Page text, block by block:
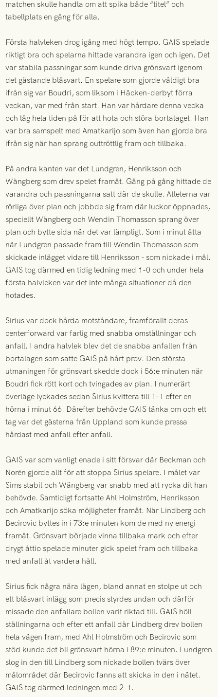
matchen skulle handla om att spika både “titel” och
tabellplats en gång för alla.
Första halvleken drog igång med högt tempo. GAIS spelade
riktigt bra och spelarna hittade varandra igen och igen. Det
var stabila passningar som kunde driva grönsvart igenom
det gästande blåsvart. En spelare som gjorde väldigt bra
ifrån sig var Boudri, som liksom i Häcken-derbyt förra
veckan, var med från start. Han var hårdare denna vecka
och låg hela tiden på för att hota och störa bortalaget. Han
var bra samspelt med Amatkarijo som även han gjorde bra
ifrån sig när han sprang outtröttlig fram och tillbaka.
På andra kanten var det Lundgren, Henriksson och
Wängberg som drev spelet framåt. Gång på gång hittade de
varandra och passningarna satt där de skulle. Atleterna var
rörliga över plan och jobbde sig fram där luckor öppnades,
speciellt Wängberg och Wendin Thomasson sprang över
plan och bytte sida när det var lämpligt. Som i minut åtta
när Lundgren passade fram till Wendin Thomasson som
skickade inlägget vidare till Henriksson - som nickade i mål.
GAIS tog därmed en tidig ledning med 1-0 och under hela
första halvleken var det inte många situationer då den
hotades.
Sirius var dock hårda motståndare, framförallt deras
centerforward var farlig med snabba omställningar och
anfall. I andra halvlek blev det de snabba anfallen från
bortalagen som satte GAIS på hårt prov. Den största
utmaningen för grönsvart skedde dock i 56:e minuten när
Boudri fick rött kort och tvingades av plan. I numerärt
överläge lyckades sedan Sirius kvittera till 1-1 efter en
hörna i minut 66. Därefter behövde GAIS tänka om och ett
tag var det gästerna från Uppland som kunde pressa
hårdast med anfall efter anfall.
GAIS var som vanligt enade i sitt försvar där Beckman och
Norén gjorde allt för att stoppa Sirius spelare. I målet var
Sims stabil och Wängberg var snabb med att rycka dit han
behövde. Samtidigt fortsatte Ahl Holmström, Henriksson
och Amatkarijo söka möjligheter framåt. När Lindberg och
Becirovic byttes in i 73:e minuten kom de med ny energi
framåt. Grönsvart började vinna tillbaka mark och efter
drygt åttio spelade minuter gick spelet fram och tillbaka
med anfall åt vardera håll.
Sirius fick några nära lägen, bland annat en stolpe ut och
ett blåsvart inlägg som precis styrdes undan och därför
missade den anfallare bollen varit riktad till. GAIS höll
ställningarna och efter ett anfall där Lindberg drev bollen
hela vägen fram, med Ahl Holmström och Becirovic som
stöd kunde det bli grönsvart hörna i 89:e minuten. Lundgren
slog in den till Lindberg som nickade bollen tvärs över
målområdet där Becirovic fanns att skicka in den i nätet.
GAIS tog därmed ledningen med 2-1.